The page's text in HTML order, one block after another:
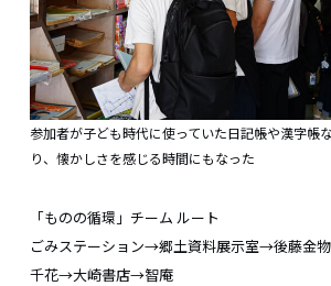
参加者が子ども時代に使っていた日記帳や漢字帳
り、懐かしさを感じる時間にもなった
「ものの循環」チーム ルート
ごみステーション→郷土資料展示室→後藤金
千花→大崎書店→智庵